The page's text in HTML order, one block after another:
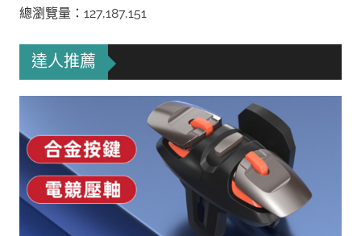
總瀏覽量：127,187,151
達人推薦